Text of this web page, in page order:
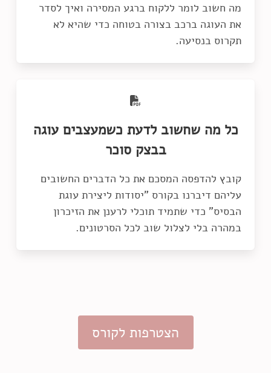
מה חשוב לומר ללקוח ברגע המסירה ואיך לסדר
את העוגה ברכב בצורה בטוחה כדי שהיא לא
תקרוס בנסיעה.
כל מה שחשוב לדעת כשמעצבים עוגה
בבצק סוכר
קובץ להדפסה המסכם את כל הדברים החשובים
עליהם דיברנו בקורס "יסודות ליצירת עוגת
הבסיס" כדי שתמיד תוכלי לרענן את הזיכרון
במהרה בלי לצלול שוב לכל הסרטונים.
הצטרפות לקורס